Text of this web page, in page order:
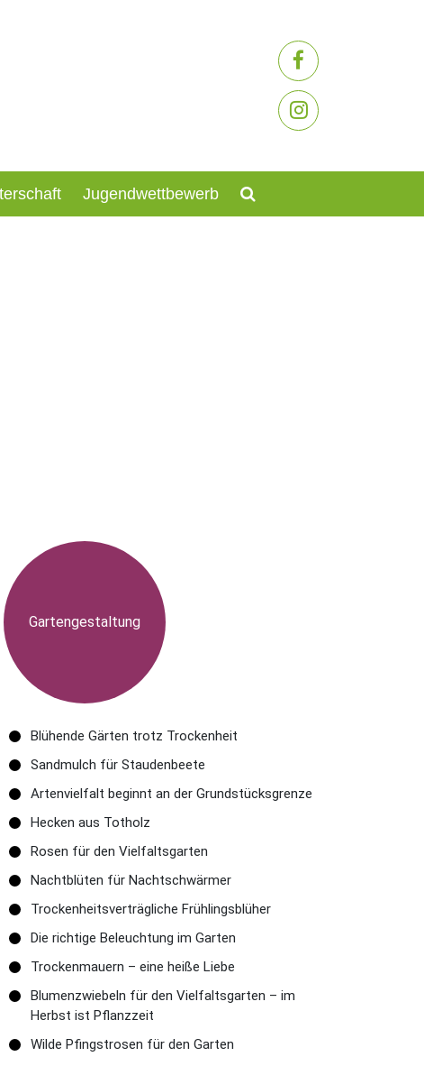
Jugendwettbewerb
Gartengestaltung
Blühende Gärten trotz Trockenheit
Sandmulch für Staudenbeete
Artenvielfalt beginnt an der Grundstücksgrenze
Hecken aus Totholz
Rosen für den Vielfaltsgarten
Nachtblüten für Nachtschwärmer
Trockenheitsverträgliche Frühlingsblüher
Die richtige Beleuchtung im Garten
Trockenmauern – eine heiße Liebe
Blumenzwiebeln für den Vielfaltsgarten – im
Herbst ist Pflanzzeit
Wilde Pfingstrosen für den Garten